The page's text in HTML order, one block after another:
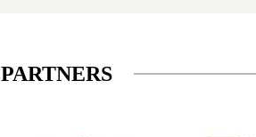
PARTNERS